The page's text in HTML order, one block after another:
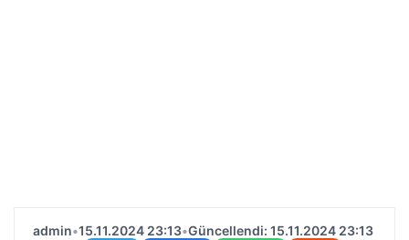
admin•15.11.2024 23:13•Güncellendi: 15.11.2024 23:13